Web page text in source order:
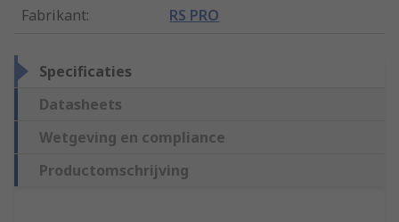
Fabrikant: RS PRO
Specificaties
Datasheets
Wetgeving en compliance
Productomschrijving